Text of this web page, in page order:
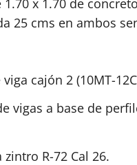
25 cms en ambos
cajón 2 (10MT-
a base de
R-72 Cal 26.